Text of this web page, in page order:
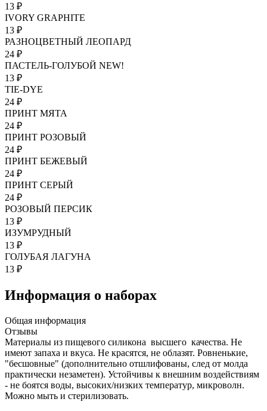
13 ₽
IVORY GRAPHITE
13 ₽
РАЗНОЦВЕТНЫЙ ЛЕОПАРД
24 ₽
ПАСТЕЛЬ-ГОЛУБОЙ NEW!
13 ₽
TIE-DYE
24 ₽
ПРИНТ МЯТА
24 ₽
ПРИНТ РОЗОВЫЙ
24 ₽
ПРИНТ БЕЖЕВЫЙ
24 ₽
ПРИНТ СЕРЫЙ
24 ₽
РОЗОВЫЙ ПЕРСИК
13 ₽
ИЗУМРУДНЫЙ
13 ₽
ГОЛУБАЯ ЛАГУНА
13 ₽
Информация о наборах
Общая информация
Отзывы
Материалы из пищевого силикона высшего качества. Не
имеют запаха и вкуса. Не красятся, не облазят. Ровненькие,
"бесшовные" (дополнительно отшлифованы, след от молда
практически незаметен). Устойчивы к внешним воздействиям
- не боятся воды, высоких/низких температур, микроволн.
Можно мыть и стерилизовать.